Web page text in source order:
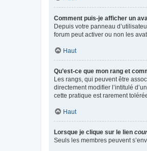
Comment puis-je afficher un
Depuis votre panneau
forum peut activer ou non les
Haut
Qu’est-ce que mon rang et
Les rangs, qui peuvent être
directement modifier l’intitulé
cette pratique est rarement
Haut
Lorsque je clique sur le lien
Seuls les membres peuvent